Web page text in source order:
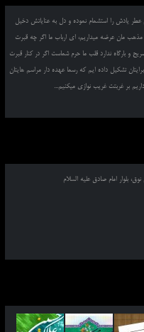
یادش را استشمام نموده و دل به عنایاتش دخیل
مان عرضه میداریم، ای ارباب ما اگر چه قبرت
و بارگاه ندارد قلب ما حرم شماست اگر در کنار قبرت
تشکیل داده ایم که رسما عهده دار مراسم هایتان
بر غربتت غریب نوازی میکنیم...
بلوار امام صادق علیه السلام